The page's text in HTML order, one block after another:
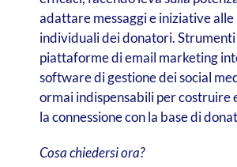
adattare messaggi e iniziative
individuali dei donatori.
piattaforme di email marketing
software di gestione dei social
ormai indispensabili per costruire
la connessione con la base di
Cosa chiedersi ora?